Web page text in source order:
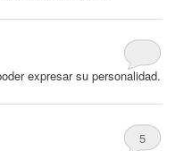
expresar su personalidad.
5